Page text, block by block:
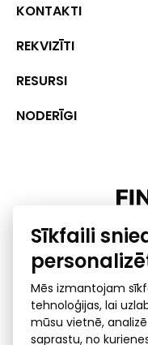
KONTAKTI
Biznesa centrs "VERDE"
1045
+371 287 18175
REKVIZĪTI
Reģ. Nr. 40008002175
Banka: SEB Banka
RESURSI
Dati
Uzņēmumu
NODERĪGI
Ombuds
Sīkfaili
Mēs izmantojam
tehnoloģijas, lai
mūsu vietnē,
saprastu, no